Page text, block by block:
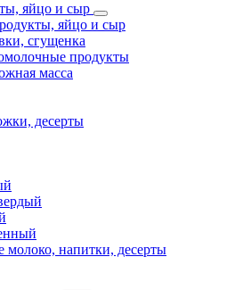
яйцо и сыр
яйцо и сыр
сгущенка
продукты
масса
десерты
молоко, напитки, десерты